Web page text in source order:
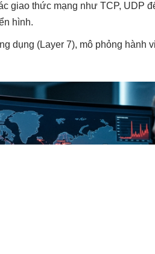
giao thức mạng như TCP, UDP
hình.
dụng (Layer 7), mô phỏng hành